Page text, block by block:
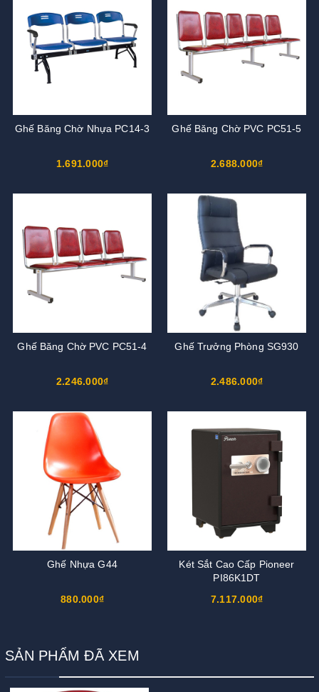
Ghế Băng Chờ Nhựa PC14-3
1.691.000₫
Ghế Băng Chờ PVC PC51-5
2.688.000₫
Ghế Băng Chờ PVC PC51-4
2.246.000₫
Ghế Trưởng Phòng SG930
2.486.000₫
Ghế Nhựa G44
880.000₫
Két Sắt Cao Cấp Pioneer
PI86K1DT
7.117.000₫
SẢN PHẨM ĐÃ XEM